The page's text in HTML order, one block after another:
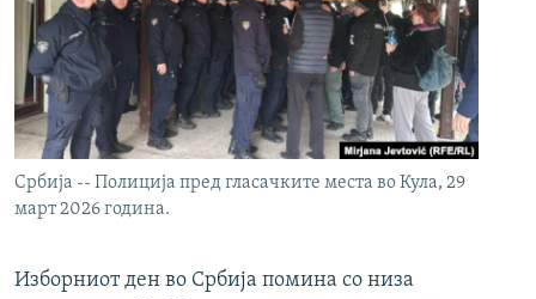
Србија -- Полиција пред гласачките места во Кула, 29
март 2026 година.
Изборниот ден во Србија помина со низа